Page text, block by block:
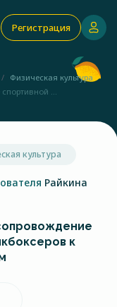
Регистрация
Физическая культура
...
культура
Райкина
к